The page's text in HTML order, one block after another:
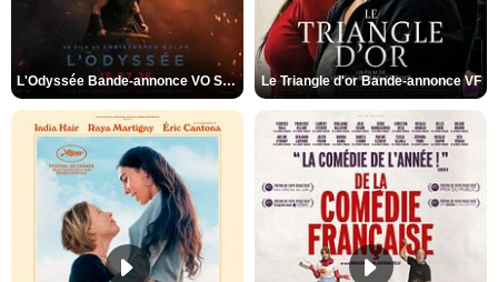
L'Odyssée Bande-annonce VO STFR Le Triangle d'or Bande-annonce VF